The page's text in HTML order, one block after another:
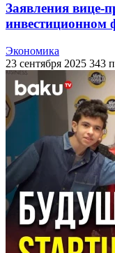
Заявления
инвестиционном
Экономика
23 сентября 2025 343